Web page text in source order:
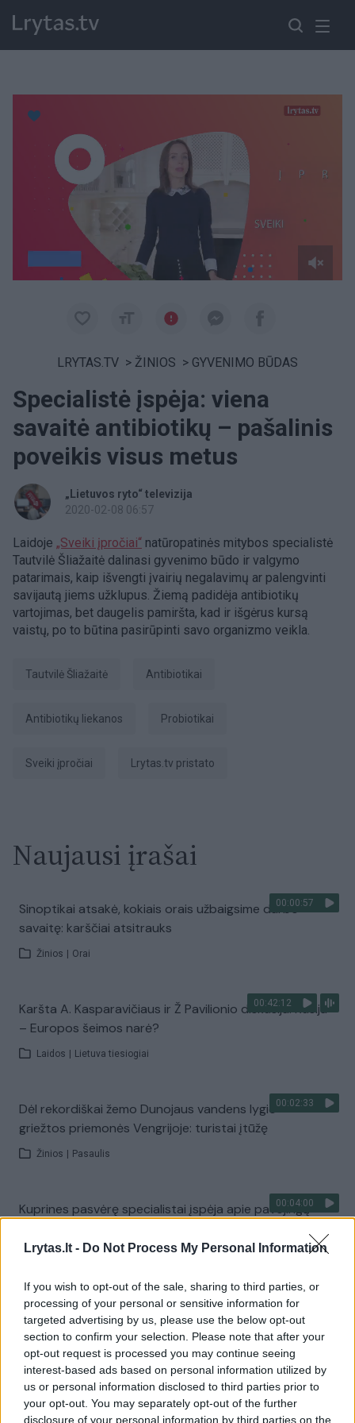
Lrytas.lt - Do Not Process My Personal Information
If you wish to opt-out of the sale, sharing to third parties, or
processing of your personal or sensitive information for
targeted advertising by us, please use the below opt-out
section to confirm your selection. Please note that after your
opt-out request is processed you may continue seeing
interest-based ads based on personal information utilized by
us or personal information disclosed to third parties prior to
your opt-out. You may separately opt-out of the further
disclosure of your personal information by third parties on the
LRYTAS.TV > ŽINIOS > GYVENIMO BŪDAS
Specialistė įspėja: viena
savaitė antibiotikų – pašalinis
poveikis visus metus
„Lietuvos ryto“ televizija
2020-02-08 06:57
Laidoje „Sveiki įpročiai“ natūropatinės mitybos specialistė
Tautvilė Šliažaitė dalinasi gyvenimo būdo ir valgymo
patarimais, kaip išvengti įvairių negalavimų ar palengvinti
savijautą jiems užklupus. Žiemą padidėja antibiotikų
vartojimas, bet daugelis pamiršta, kad ir išgėrus kursą
vaistų, po to būtina pasirūpinti savo organizmo veikla.
Tautvilė Šliažaitė Antibiotikai
antibiotikų liekanos Probiotikai
sveiki įpročiai Lrytas.tv pristato
Naujausi įrašai
00:00:57
Sinoptikai atsakė, kokiais orais užbaigsime darbo
savaitę: karščiai atsitrauks
Žinios Orai
00:42:12
Karšta A. Kasparavičiaus ir Ž Pavilionio diskusija: Rusija
– Europos šeimos narė?
Laidos Lietuva tiesiogiai
00:02:33
Dėl rekordiškai žemo Dunojaus vandens lygio –
griežtos priemonės Vengrijoje: turistai įtūžę
Žinios Pasaulis
00:04:00
Kuprines pasvėrę specialistai įspėja apie pavojingą
Žinios | Lietuvos diena
Visi įrašai
Žiūrimiausi įrašai